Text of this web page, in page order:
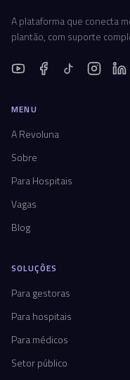
A plataforma que conecta
plantão, com suporte
MENU
A Revoluna
Sobre
Para Hospitais
Vagas
Blog
SOLUÇÕES
Para gestoras
Para hospitais
Para médicos
Setor público